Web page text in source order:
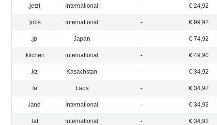
.jetzt international - € 24,92
.jobs international - € 99,92
.jp Japan - € 74,92
.kitchen international - € 49,90
.kz Kasachstan - € 34,92
.la Laos - € 34,92
.land international - € 34,92
.lat international - € 34,92